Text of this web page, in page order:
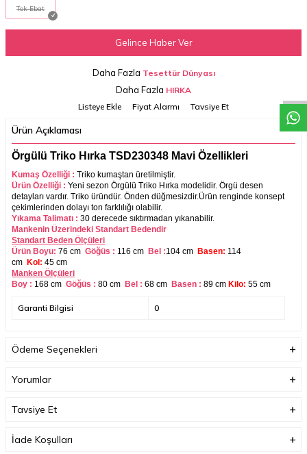
W
h
a
t
a
p
p
D
e
s
t
e
H
a
t
t
Tek Ebat
Gelince Haber Ver
Daha Fazla Tesettür Dünyası
Daha Fazla HIRKA
Listeye Ekle
Fiyat Alarmı Tavsiye Et
Ürün Açıklaması
Örgülü Triko Hırka TSD230348 Mavi Özellikleri
Kumaş Özelliği : Triko kumaştan üretilmiştir.
Ürün Özelliği : Yeni sezon Örgülü Triko Hırka modelidir. Örgü desen
detayları vardır. Triko üründür. Önden düğmesizdir.Ürün renginde konsept
çekimlerinden dolayı ton farklılığı olabilir.
Yıkama Talimatı : 30 derecede sıktırmadan yıkanabilir.
Mankenin Üzerindeki Standart Bedendir
Standart Beden Ölçüleri
Ürün Boyu: 76 cm Göğüs : 116 cm Bel :104 cm Basen: 114
cm Kol: 45 cm
Manken Ölçüleri
Boy : 168 cm Göğüs : 80 cm Bel : 68 cm Basen : 89 cm Kilo: 55 cm
Garanti Bilgisi 0
Ödeme Seçenekleri
Yorumlar
Tavsiye Et
İade Koşulları